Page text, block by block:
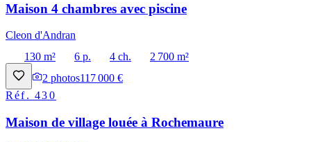
Maison 4 chambres avec piscine
Cleon d'Andran
130 m²
6 p. 4 ch.
2 700 m²
2 photos117 000 €
Réf.430
Maison de village louée à Rochemaure